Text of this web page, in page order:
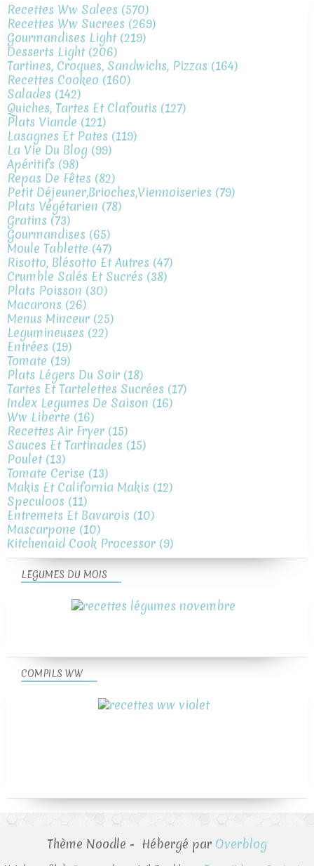
Recettes Ww Salees (570)
Recettes Ww Sucrees (269)
Gourmandises Light(219)
Desserts Light(206)
Tartines, Croques, Sandwichs, Pizzas (164)
Recettes Cookeo (160)
Salades (142)
Quiches, Tartes Et Clafoutis (127)
Plats Viande (121)
Lasagnes Et Pates (119)
La Vie Du Blog (99)
Apéritifs (98)
Repas De Fêtes (82)
Petit Déjeuner,brioches,viennoiseries (79)
Plats Végétarien (78)
Gratins (73)
Gourmandises (65)
Moule Tablette (47)
Risotto, Blésotto Et Autres (47)
Crumble Salés Et Sucrés (38)
Plats Poisson (30)
Macarons (26)
Menus Minceur (25)
Legumineuses (22)
Entrées (19)
Tomate (19)
Plats Légers Du Soir (18)
Tartes Et Tartelettes Sucrées (17)
Index Legumes De Saison (16)
Ww Liberte (16)
Recettes Air Fryer (15)
Sauces Et Tartinades (15)
Poulet(13)
Tomate Cerise (13)
Makis Et California Makis (12)
Speculoos (11)
Entremets Et Bavarois (10)
Mascarpone (10)
Kitchenaid Cook Processor (9)
LEGUMES DU MOIS
COMPILS WW
Thème Noodle - Hébergé par Overblog